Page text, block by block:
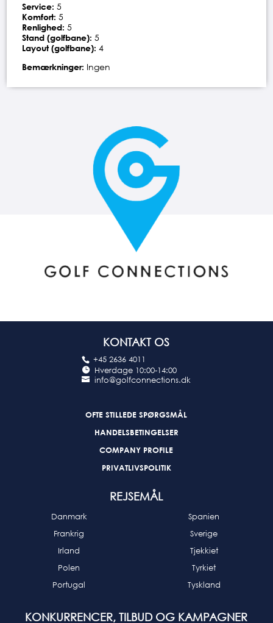
Service: 5
Komfort: 5
Renlighed: 5
Stand (golfbane): 5
Layout (golfbane): 4
Bemærkninger: Ingen
KONTAKT OS
+45 2636 4011
Hverdage 10:00-14:00
info@golfconnections.dk
OFTE STILLEDE SPØRGSMÅL
HANDELSBETINGELSER
COMPANY PROFILE
PRIVATLIVSPOLITIK
REJSEMÅL
Danmark
Frankrig
Irland
Polen
Portugal
Spanien
Sverige
Tjekkiet
Tyrkiet
Tyskland
KONKURRENCER, TILBUD OG KAMPAGNER